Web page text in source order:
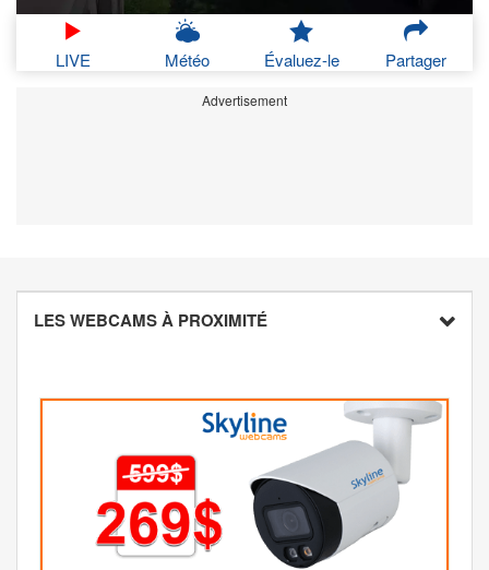
LIVE Météo Évaluez-le Partager
Advertisement
LES WEBCAMS À PROXIMITÉ